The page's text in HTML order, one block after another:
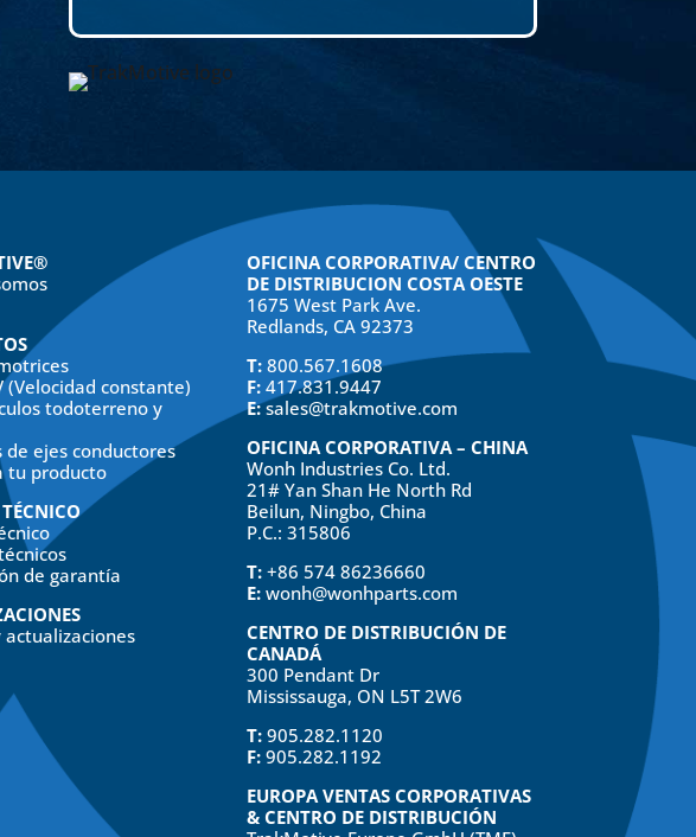
(Velocidad constante)
todoterreno y
de ejes conductores
tu producto
de garantía
actualizaciones
OFICINA CORPORATIVA/ CENTRO
DE DISTRIBUCION COSTA OESTE
1675 West Park Ave.
Redlands, CA 92373
T: 800.567.1608
F:417.831.9447
E:sales@trakmotive.com
OFICINA CORPORATIVA – CHINA
Wonh Industries Co. Ltd.
21# Yan Shan He North Rd
Beilun, Ningbo, China
P.C.: 315806
T: +86 574 86236660
E:wonh@wonhparts.com
CENTRO DE DISTRIBUCIÓN DE
CANADÁ
300 Pendant Dr
Mississauga, ON L5T 2W6
T: 905.282.1120
F:905.282.1192
EUROPA VENTAS CORPORATIVAS
& CENTRO DE DISTRIBUCIÓN